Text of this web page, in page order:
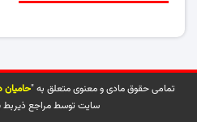
تمامی حقوق مادی و معنوی متعلق به "
سایت توسط مراجع ذیربط